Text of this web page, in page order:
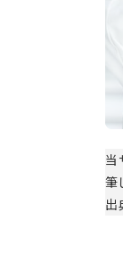
当
筆
出